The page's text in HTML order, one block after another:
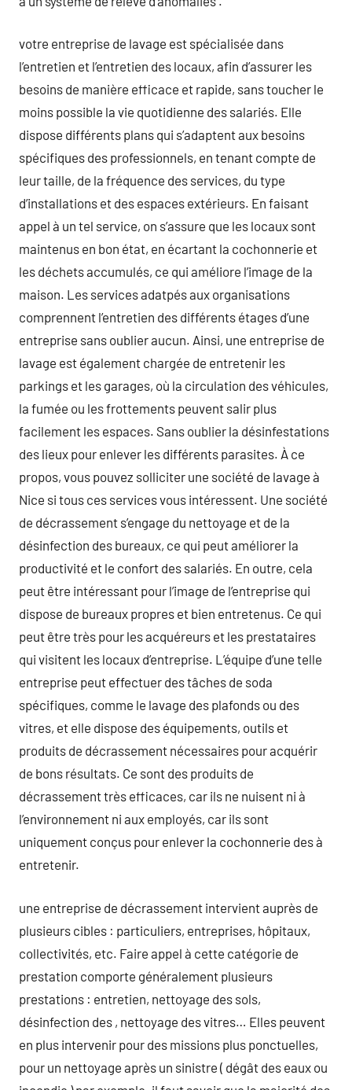
votre entreprise de lavage est spécialisée dans
l’entretien et l’entretien des locaux, afin d’assurer les
besoins de manière efficace et rapide, sans toucher le
moins possible la vie quotidienne des salariés. Elle
dispose différents plans qui s’adaptent aux besoins
spécifiques des professionnels, en tenant compte de
leur taille, de la fréquence des services, du type
d’installations et des espaces extérieurs. En faisant
appel à un tel service, on s’assure que les locaux sont
maintenus en bon état, en écartant la cochonnerie et
les déchets accumulés, ce qui améliore l’image de la
maison. Les services adatpés aux organisations
comprennent l’entretien des différents étages d’une
entreprise sans oublier aucun. Ainsi, une entreprise de
lavage est également chargée de entretenir les
parkings et les garages, où la circulation des véhicules,
la fumée ou les frottements peuvent salir plus
facilement les espaces. Sans oublier la désinfestations
des lieux pour enlever les différents parasites. À ce
propos, vous pouvez solliciter une société de lavage à
Nice si tous ces services vous intéressent. Une société
de décrassement s’engage du nettoyage et de la
désinfection des bureaux, ce qui peut améliorer la
productivité et le confort des salariés. En outre, cela
peut être intéressant pour l’image de l’entreprise qui
dispose de bureaux propres et bien entretenus. Ce qui
peut être très pour les acquéreurs et les prestataires
qui visitent les locaux d’entreprise. L’équipe d’une telle
entreprise peut effectuer des tâches de soda
spécifiques, comme le lavage des plafonds ou des
vitres, et elle dispose des équipements, outils et
produits de décrassement nécessaires pour acquérir
de bons résultats. Ce sont des produits de
décrassement très efficaces, car ils ne nuisent ni à
l’environnement ni aux employés, car ils sont
uniquement conçus pour enlever la cochonnerie des à
entretenir.
une entreprise de décrassement intervient auprès de
plusieurs cibles : particuliers, entreprises, hôpitaux,
collectivités, etc. Faire appel à cette catégorie de
prestation comporte généralement plusieurs
prestations : entretien, nettoyage des sols,
désinfection des , nettoyage des vitres… Elles peuvent
en plus intervenir pour des missions plus ponctuelles,
pour un nettoyage après un sinistre ( dégât des eaux ou